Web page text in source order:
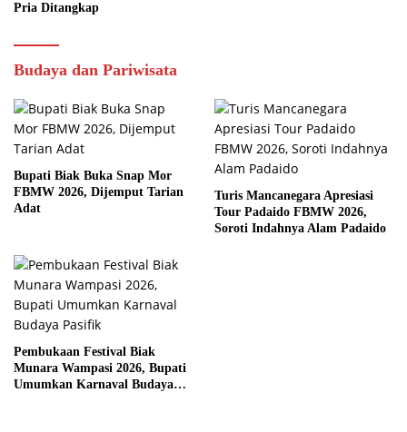
Pria Ditangkap
Budaya dan Pariwisata
Bupati Biak Buka Snap Mor
FBMW 2026, Dijemput Tarian
Adat
Turis Mancanegara Apresiasi
Tour Padaido FBMW 2026,
Soroti Indahnya Alam Padaido
Pembukaan Festival Biak
Munara Wampasi 2026, Bupati
Umumkan Karnaval Budaya